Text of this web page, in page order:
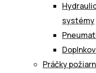
systémy
Práčky